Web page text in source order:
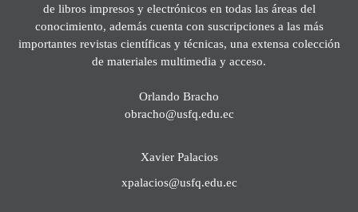
de libros impresos y electrónicos en todas las áreas del
conocimiento, además cuenta con suscripciones a las más
importantes revistas científicas y técnicas, una extensa colección
de materiales multimedia y acceso.
Orlando Bracho
obracho@usfq.edu.ec
Xavier Palacios
xpalacios@usfq.edu.ec